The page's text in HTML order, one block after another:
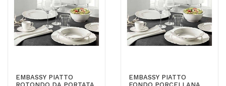
EMBASSY PIATTO
EMBASSY PIATTO